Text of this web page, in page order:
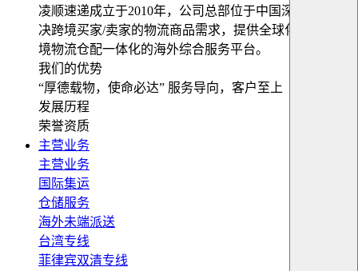
凌顺速递成立于2010年，公司总部位于中国深圳，为解
决跨境买家/卖家的物流商品需求，提供全球化便捷式跨
境物流仓配一体化的海外综合服务平台。
我们的优势
“厚德载物，使命必达” 服务导向，客户至上
发展历程
荣誉资质
主营业务
主营业务
国际集运
仓储服务
海外未端派送
台湾专线
菲律宾双清专线